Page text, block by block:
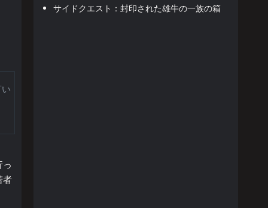
っ
者
サイドクエスト：封印された雄牛の一族の箱